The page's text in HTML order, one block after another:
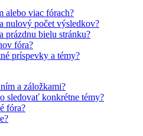
alebo viac fórach?
nulový počet výsledkov?
prázdnu bielu stránku?
fóra?
príspevky a témy?
a záložkami?
sledovať konkrétne témy?
fóra?